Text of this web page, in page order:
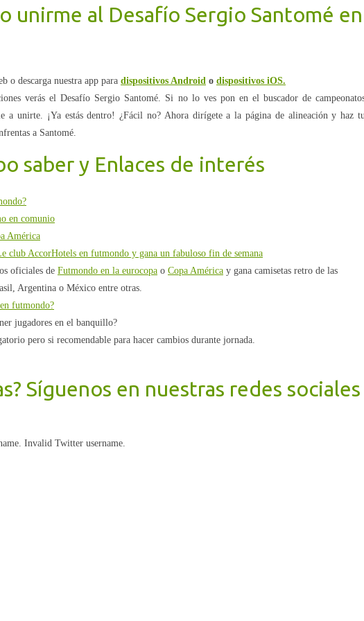
unirme al Desafío Sergio Santomé en
o descarga nuestra app para dispositivos Android o dispositivos iOS.
verás el Desafío Sergio Santomé. Si no lo ves pon en el buscador de
a unirte. ¡Ya estás dentro! ¿Fácil no? Ahora dirígete a la página de alineación y haz
a Santomé.
saber y Enlaces de interés
en comunio
América
club AccorHotels en futmondo y gana un fabuloso fin de semana
oficiales de Futmondo en la eurocopa o Copa América y gana camisetas retro de las
Argentina o México entre otras.
futmondo?
jugadores en el banquillo?
pero si recomendable para hacer cambios durante jornada.
Síguenos en nuestras redes
Invalid Twitter username.